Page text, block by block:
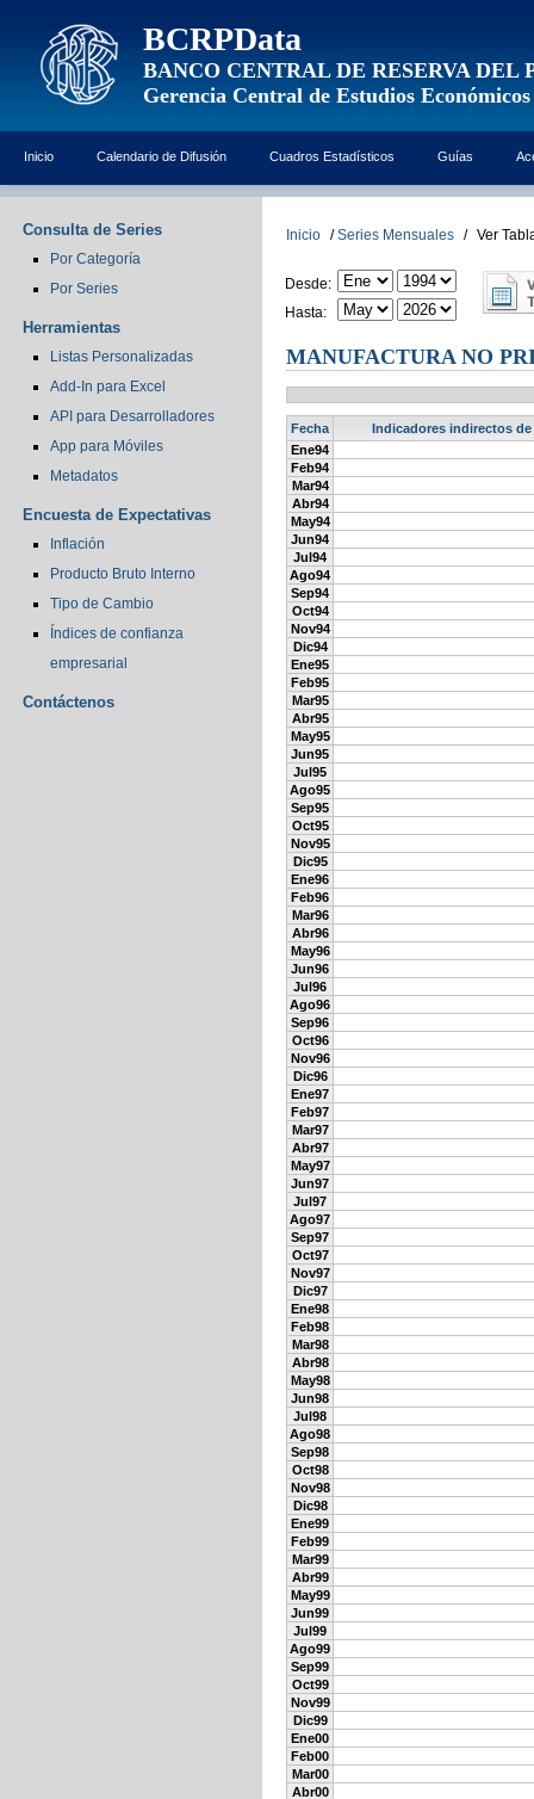
BCRPData
BANCO CENTRAL DE RESERVA DEL
Gerencia Central de Estudios Económicos
Inicio Calendario de Difusión Cuadros Estadísticos Guías
Consulta de Series
Por Categoría
Por Series
Herramientas
Listas Personalizadas
Add-In para Excel
API para Desarrolladores
App para Móviles
Metadatos
Encuesta de Expectativas
Inflación
Producto Bruto Interno
Tipo de Cambio
Índices de confianza
empresarial
Contáctenos
Inicio / Series Mensuales / Ver
Desde:
Hasta:
MANUFACTURA NO
Fecha
Indicadores indirectos
Ene94
Feb94
Mar94
Abr94
May94
Jun94
Jul94
Ago94
Sep94
Oct94
Nov94
Dic94
Ene95
Feb95
Mar95
Abr95
May95
Jun95
Jul95
Ago95
Sep95
Oct95
Nov95
Dic95
Ene96
Feb96
Mar96
Abr96
May96
Jun96
Jul96
Ago96
Sep96
Oct96
Nov96
Dic96
Ene97
Feb97
Mar97
Abr97
May97
Jun97
Jul97
Ago97
Sep97
Oct97
Nov97
Dic97
Ene98
Feb98
Mar98
Abr98
May98
Jun98
Jul98
Ago98
Sep98
Oct98
Nov98
Dic98
Ene99
Feb99
Mar99
Abr99
May99
Jun99
Jul99
Ago99
Sep99
Oct99
Nov99
Dic99
Ene00
Feb00
Mar00
Abr00